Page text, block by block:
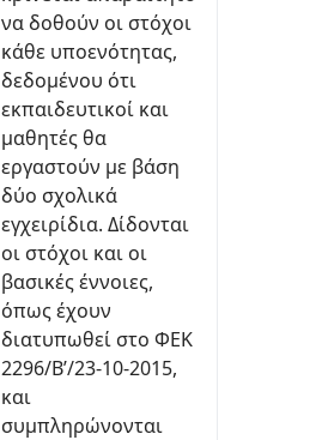
να δοθούν οι στόχοι
κάθε υποενότητας,
δεδομένου ότι
εκπαιδευτικοί και
μαθητές θα
εργαστούν με βάση
δύο σχολικά
εγχειρίδια. Δίδονται
οι στόχοι και οι
βασικές έννοιες,
όπως έχουν
διατυπωθεί στο ΦΕΚ
2296/B’/23-10-2015,
και
συμπληρώνονται